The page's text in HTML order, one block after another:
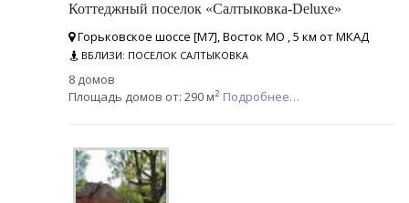
Коттеджный поселок «Салтыковка-Deluxe»
Горьковское шоссе [М7], Восток МО , 5 км от МКАД
ВБЛИЗИ: ПОСЕЛОК САЛТЫКОВКА
8 домов
Площадь домов от: 290 м2 Подробнее…